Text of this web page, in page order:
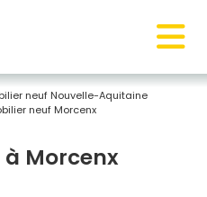
neuf Nouvelle-Aquitaine
neuf Morcenx
Morcenx